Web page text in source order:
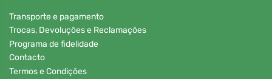
Transporte e pagamento
Trocas, Devoluções e Reclamações
Programa de fidelidade
Contacto
Termos e Condições